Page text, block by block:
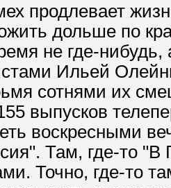
продлевает
дольше по
не где-
Ильей
сотнями их
выпусков
воскресными
Там, где-то
Точно, где-то